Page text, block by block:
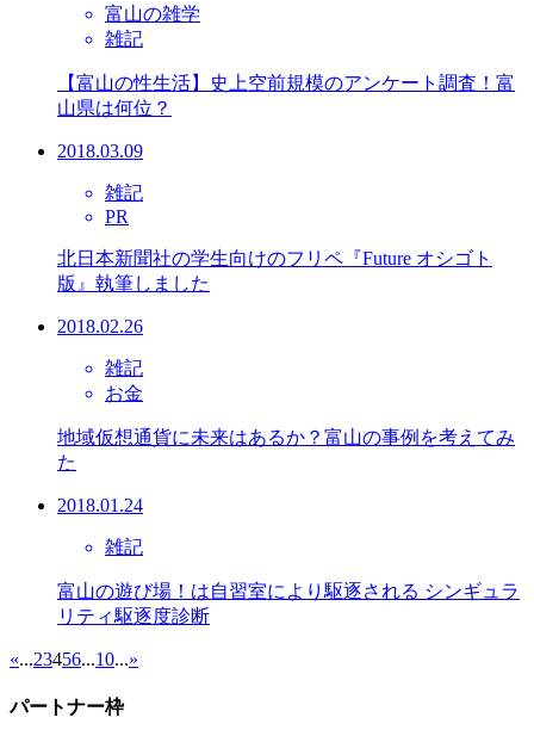
富山の雑学
雑記
【富山の性生活】史上空前規模のアンケート調査！富
山県は何位？
2018.03.09
雑記
PR
北日本新聞社の学生向けのフリペ『Future オシゴト
版』執筆しました
2018.02.26
雑記
お金
地域仮想通貨に未来はあるか？富山の事例を考えてみ
た
2018.01.24
雑記
富山の遊び場！は自習室により駆逐される シンギュラ
リティ駆逐度診断
«...23456...10...»
パートナー枠